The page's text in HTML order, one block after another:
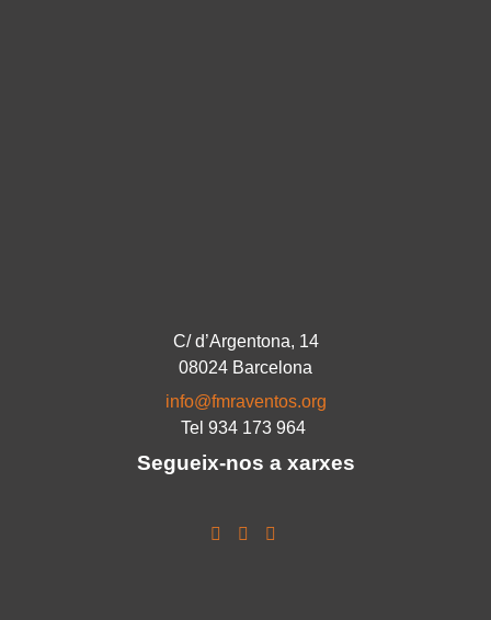
C/ d’Argentona, 14
08024 Barcelona
info@fmraventos.org
Tel 934 173 964
Segueix-nos a xarxes